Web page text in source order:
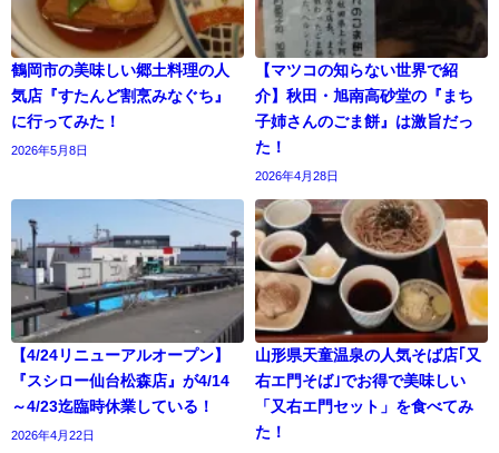
鶴岡市の美味しい郷土料理の人
気店『すたんど割烹みなぐち』
に行ってみた！
2026年5月8日
【マツコの知らない世界で紹
介】秋田・旭南高砂堂の『まち
子姉さんのごま餅』は激旨だっ
た！
2026年4月28日
【4/24リニューアルオープン】
『スシロー仙台松森店』が4/14
～4/23迄臨時休業している！
2026年4月22日
山形県天童温泉の人気そば店｢又
右エ門そば｣でお得で美味しい
「又右エ門セット」を食べてみ
た！